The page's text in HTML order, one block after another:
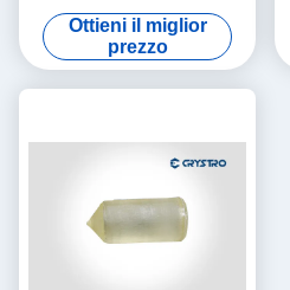
Granato Substrati
Ottieni il miglior
prezzo